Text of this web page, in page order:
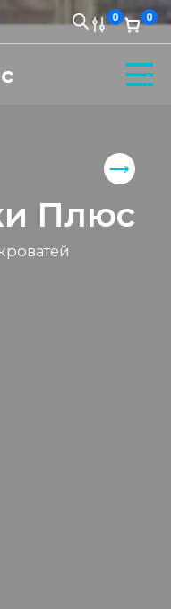
0 0
Плюс